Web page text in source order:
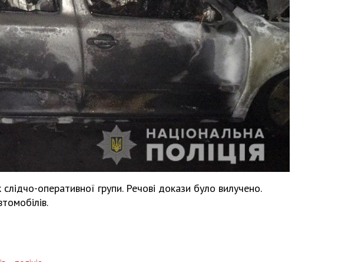
оперативної групи. Речові докази було вилучено.
Харковом ширяться добрі вчинки